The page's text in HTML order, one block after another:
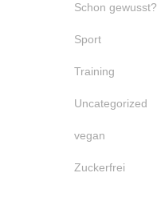
Schon gewusst?
Sport
Training
Uncategorized
vegan
Zuckerfrei